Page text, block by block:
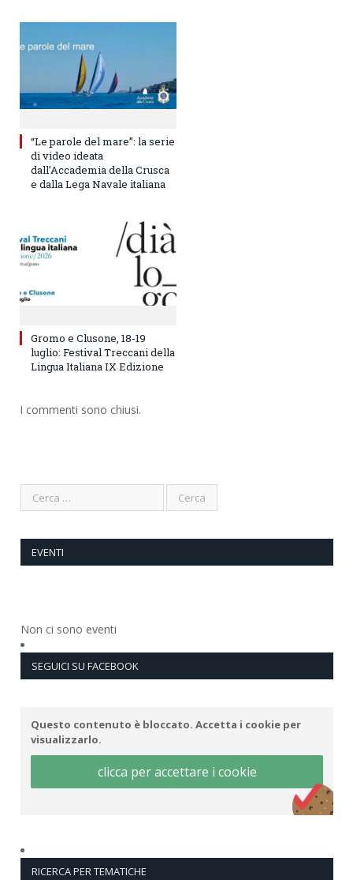
“Le parole del mare”: la serie
di video ideata
dall’Accademia della Crusca
e dalla Lega Navale italiana
Gromo e Clusone, 18-19
luglio: Festival Treccani della
Lingua Italiana IX Edizione
I commenti sono chiusi.
EVENTI
Non ci sono eventi
SEGUICI SU FACEBOOK
Questo contenuto è bloccato. Accetta i cookie per
visualizzarlo.
clicca per accettare i cookie
RICERCA PER TEMATICHE